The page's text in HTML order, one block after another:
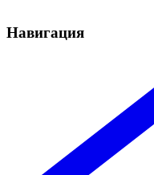
Навигация